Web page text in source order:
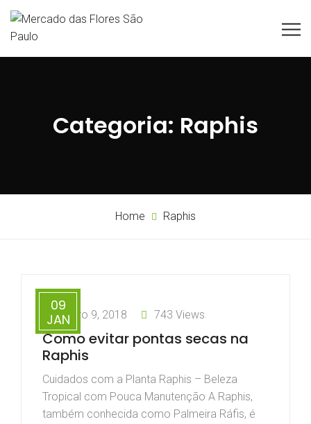
Categoria: Raphis
Home Raphis
09
JAN
janeiro 9, 2018 743 Views
Como evitar pontas secas na
Raphis
Cuidados com a Planta Raphis – Beleza
Tropical com Pouca Manutenção A Raphis,
também conhecida como Palmeira Ráfis, é